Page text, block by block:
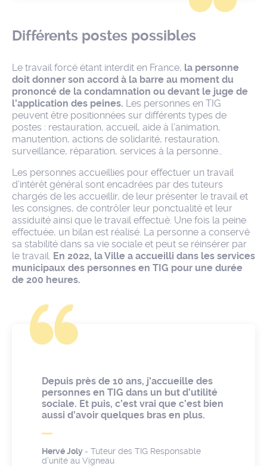
Différents postes possibles
Le travail forcé étant interdit en France, la personne
doit donner son accord à la barre au moment du
prononcé de la condamnation ou devant le juge de
l’application des peines. Les personnes en TIG
peuvent être positionnées sur différents types de
postes : restauration, accueil, aide à l’animation,
manutention, actions de solidarité, restauration,
surveillance, réparation, services à la personne…
Les personnes accueillies pour effectuer un travail
d’intérêt général sont encadrées par des tuteurs
chargés de les accueillir, de leur présenter le travail et
les consignes, de contrôler leur ponctualité et leur
assiduité ainsi que le travail effectué. Une fois la peine
effectuée, un bilan est réalisé. La personne a conservé
sa stabilité dans sa vie sociale et peut se réinsérer par
le travail. En 2022, la Ville a accueilli dans les services
municipaux des personnes en TIG pour une durée
de 200 heures.
Depuis près de 10 ans, j’accueille des
personnes en TIG dans un but d’utilité
sociale. Et puis, c’est vrai que c’est bien
aussi d’avoir quelques bras en plus.
Hervé Joly - Tuteur des TIG Responsable
d’unité au Vigneau